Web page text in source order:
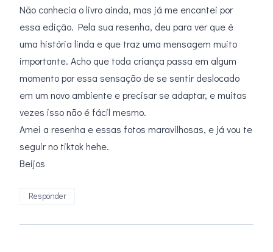
Não conhecia o livro ainda, mas já me encantei por
essa edição. Pela sua resenha, deu para ver que é
uma história linda e que traz uma mensagem muito
importante. Acho que toda criança passa em algum
momento por essa sensação de se sentir deslocado
em um novo ambiente e precisar se adaptar, e muitas
vezes isso não é fácil mesmo.
Amei a resenha e essas fotos maravilhosas, e já vou te
seguir no tiktok hehe.
Beijos
Responder